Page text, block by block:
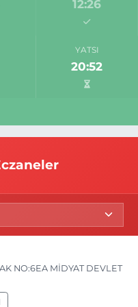
12:26
YATSI
20:52
NO:6EA MİDYAT DEVLET